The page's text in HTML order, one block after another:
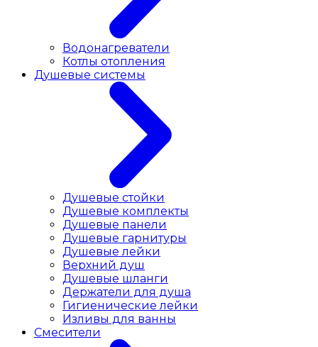
Водонагреватели
Котлы отопления
Душевые системы
Душевые стойки
Душевые комплекты
Душевые панели
Душевые гарнитуры
Душевые лейки
Верхний душ
Душевые шланги
Держатели для душа
Гигиенические лейки
Изливы для ванны
Смесители